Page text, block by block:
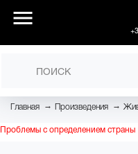
Главная → Произведения →
Проблемы с определением страны